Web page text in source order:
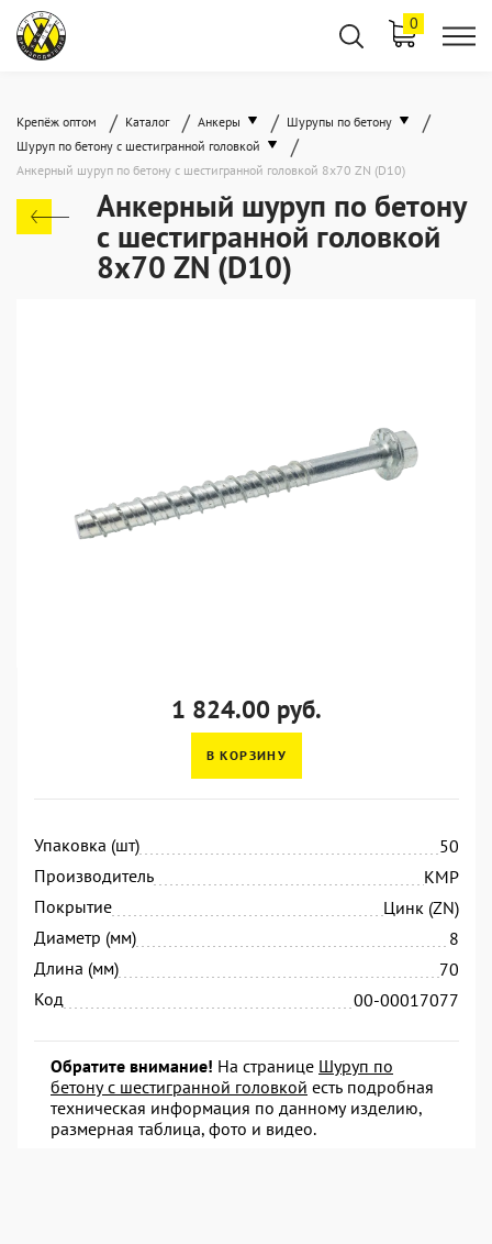
0
Крепёж оптом / Каталог / Анкеры / Шурупы по бетону /
Шуруп по бетону с шестигранной головкой /
Анкерный шуруп по бетону с шестигранной головкой 8x70 ZN (D10)
Анкерный шуруп по бетону
с шестигранной головкой
8x70 ZN (D10)
1 824.00 руб.
В КОРЗИНУ
Упаковка (шт)
50
Производитель
KMP
Покрытие
Цинк (ZN)
Диаметр (мм)
8
Длина (мм)
70
Код
00-00017077
Обратите внимание! На странице Шуруп по
бетону с шестигранной головкой есть подробная
техническая информация по данному изделию,
размерная таблица, фото и видео.